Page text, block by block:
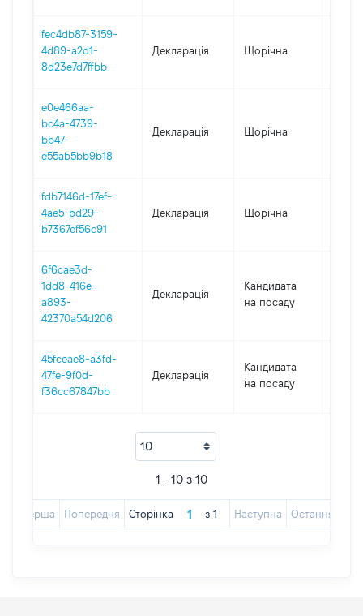
fec4db87-3159-
4d89-a2d1-
8d23e7d7ffbb
Декларація Щорічна
e0e466aa-
bc4a-4739-
bb47-
e55ab5bb9b18
Декларація Щорічна
fdb7146d-17ef-
4ae5-bd29-
b7367ef56c91
Декларація Щорічна
6f6cae3d-
1dd8-416e-
a893-
42370a54d206
Декларація
Кандидата
на посаду
45fceae8-a3fd-
47fe-9f0d-
f36cc67847bb
Декларація
Кандидата
на посаду
1 - 10 з 10
Перша Попередня Сторінка з 1 Наступна Остання